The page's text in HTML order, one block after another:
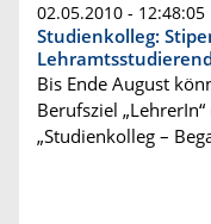
02.05.2010 - 12:48:05
Studienkolleg:
Bis Ende August
Berufsziel
„Studienkolleg –